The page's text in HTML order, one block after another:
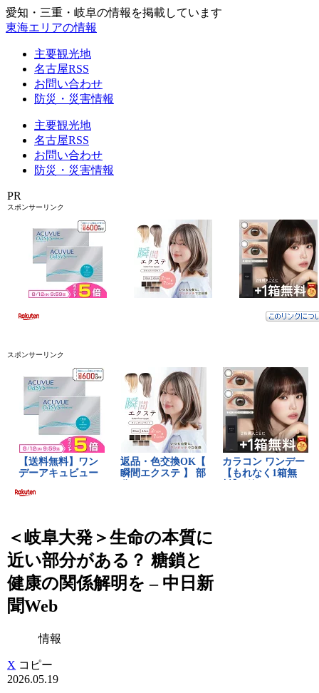
愛知・三重・岐阜の情報を掲載しています
東海エリアの情報
主要観光地
名古屋RSS
お問い合わせ
防災・災害情報
主要観光地
名古屋RSS
お問い合わせ
防災・災害情報
PR
スポンサーリンク
スポンサーリンク
＜岐阜大発＞生命の本質に
近い部分がある？ 糖鎖と
健康の関係解明を – 中日新
聞Web
情報
X コピー
2026.05.19